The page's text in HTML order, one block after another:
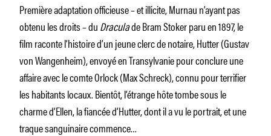
Première adaptation officieuse – et illicite, Murnau n’ayant pas
obtenu les droits – duDraculade Bram Stoker paru en 1897, le
film raconte l’histoire d’un jeune clerc de notaire, Hutter (Gustav
von Wangenheim), envoyé en Transylvanie pour conclure une
affaire avec le comte Orlock (Max Schreck), connu pour terrifier
les habitants locaux. Bientôt, l’étrange hôte tombe sous le
charme d’Ellen, la fiancée d’Hutter, dont il a vu le portrait, et une
traque sanguinaire commence…